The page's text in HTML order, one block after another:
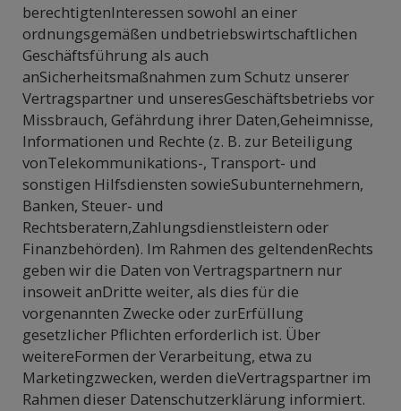
berechtigtenInteressen sowohl an einer
ordnungsgemäßen undbetriebswirtschaftlichen
Geschäftsführung als auch
anSicherheitsmaßnahmen zum Schutz unserer
Vertragspartner und unseresGeschäftsbetriebs vor
Missbrauch, Gefährdung ihrer Daten,Geheimnisse,
Informationen und Rechte (z. B. zur Beteiligung
vonTelekommunikations-, Transport- und
sonstigen Hilfsdiensten sowieSubunternehmern,
Banken, Steuer- und
Rechtsberatern,Zahlungsdienstleistern oder
Finanzbehörden). Im Rahmen des geltendenRechts
geben wir die Daten von Vertragspartnern nur
insoweit anDritte weiter, als dies für die
vorgenannten Zwecke oder zurErfüllung
gesetzlicher Pflichten erforderlich ist. Über
weitereFormen der Verarbeitung, etwa zu
Marketingzwecken, werden dieVertragspartner im
Rahmen dieser Datenschutzerklärung informiert.